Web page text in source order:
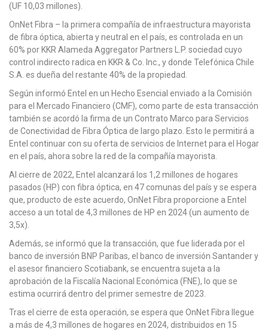
(UF 10,03 millones).
OnNet Fibra – la primera compañía de infraestructura mayorista
de fibra óptica, abierta y neutral en el país, es controlada en un
60% por KKR Alameda Aggregator Partners L.P. sociedad cuyo
control indirecto radica en KKR & Co. Inc., y donde Telefónica Chile
S.A. es dueña del restante 40% de la propiedad.
Según informó Entel en un Hecho Esencial enviado a la Comisión
para el Mercado Financiero (CMF), como parte de esta transacción
también se acordó la firma de un Contrato Marco para Servicios
de Conectividad de Fibra Óptica de largo plazo. Esto le permitirá a
Entel continuar con su oferta de servicios de Internet para el Hogar
en el país, ahora sobre la red de la compañía mayorista.
Al cierre de 2022, Entel alcanzará los 1,2 millones de hogares
pasados (HP) con fibra óptica, en 47 comunas del país y se espera
que, producto de este acuerdo, OnNet Fibra proporcione a Entel
acceso a un total de 4,3 millones de HP en 2024 (un aumento de
3,5x).
Además, se informó que la transacción, que fue liderada por el
banco de inversión BNP Paribas, el banco de inversión Santander y
el asesor financiero Scotiabank, se encuentra sujeta a la
aprobación de la Fiscalía Nacional Económica (FNE), lo que se
estima ocurrirá dentro del primer semestre de 2023.
Tras el cierre de esta operación, se espera que OnNet Fibra llegue
a más de 4,3 millones de hogares en 2024, distribuidos en 15